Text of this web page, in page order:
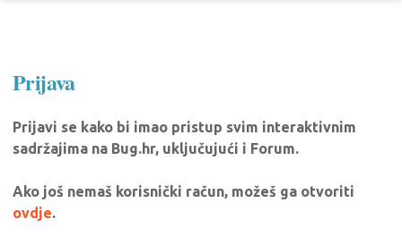
Prijava
Prijavi se kako bi imao pristup svim interaktivnim
sadržajima na Bug.hr, uključujući i Forum.
Ako još nemaš korisnički račun, možeš ga otvoriti
ovdje.